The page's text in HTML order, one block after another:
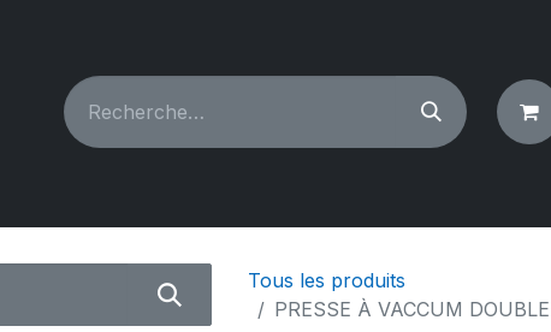
Tous les produits
PRESSE À VACCUM